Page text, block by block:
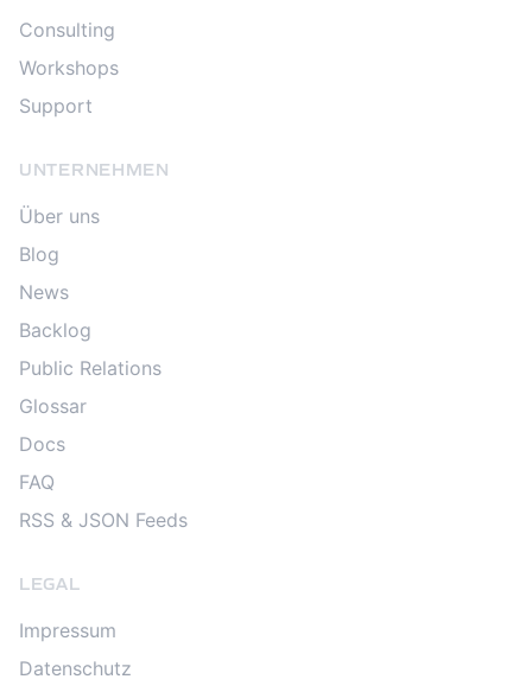
Consulting
Workshops
Support
UNTERNEHMEN
Über uns
Blog
News
Backlog
Public Relations
Glossar
Docs
FAQ
RSS & JSON Feeds
LEGAL
Impressum
Datenschutz